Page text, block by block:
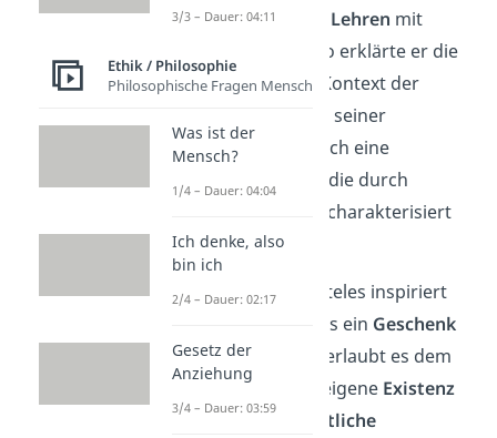
kombiniertenreligiöse Lehren mit
. So erklärte er die
menschliche Natur im Kontext der
. In seiner
Sichtweise ist der Mensch eine
besondere Schöpfung, die durch
charakterisiert
wird.
Thomas war von Aristoteles inspiriert
als ein Geschenk
Gottesan. Diese Gabe erlaubt es dem
Menschen, über seine eigene Existenz
zu reflektieren und
göttliche
3/3 – Dauer: 04:11
Ethik / Philosophie
Philosophische Fragen Mensch
Was ist der
Mensch?
1/4 – Dauer: 04:04
Ich denke, also
bin ich
2/4 – Dauer: 02:17
Gesetz der
Anziehung
3/4 – Dauer: 03:59